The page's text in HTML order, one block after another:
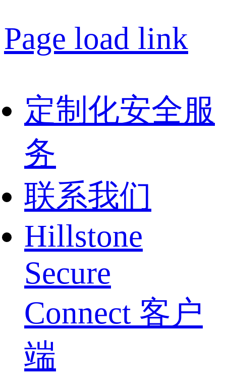
Page load link
定制化安全服
务
联系我们
Hillstone
Secure
Connect 客户
端